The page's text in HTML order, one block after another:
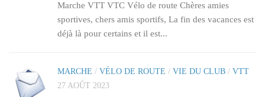
Marche VTT VTC Vélo de route Chères amies
sportives, chers amis sportifs, La fin des vacances est
déjà là pour certains et il est...
MARCHE / VÉLO DE ROUTE / VIE DU CLUB / VTT
27 AOÛT 2023